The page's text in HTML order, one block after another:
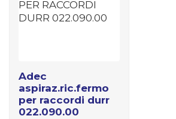
adec
aspiraz.ric.fermo
per raccordi durr
022.090.00